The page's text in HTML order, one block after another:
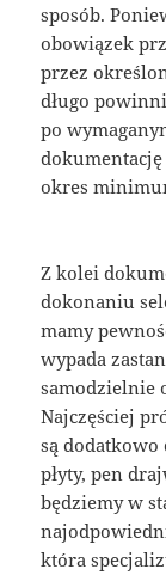
sposób.
obowiązek
przez
długo
po
okres
Z kolei
dokonaniu
mamy
wypada
samodzielnie
Najczęściej
są
płyty, pen
będziemy w
która